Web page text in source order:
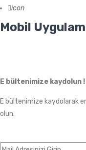
icon
Mobil
E bültenimize kaydolun !
E bültenimize kaydolarak
olun.